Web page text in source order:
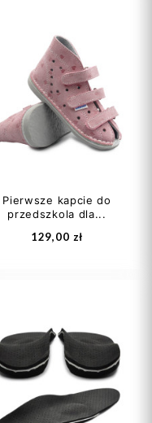
26
29 +13
Dodaj do koszyka
Pierwsze kapcie do
przedszkola dla...
129,00 zł
20
23
25 +8